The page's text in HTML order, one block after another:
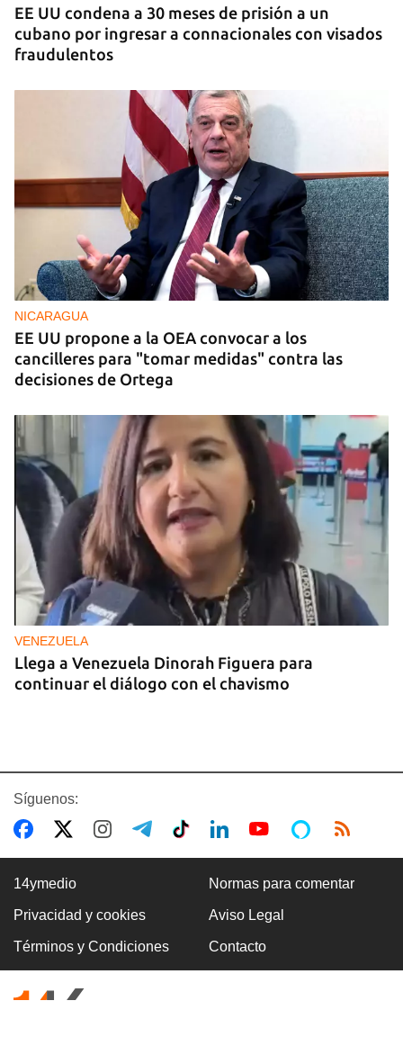
EE UU condena a 30 meses de prisión a un
cubano por ingresar a connacionales con visados
fraudulentos
NICARAGUA
EE UU propone a la OEA convocar a los
cancilleres para "tomar medidas" contra las
decisiones de Ortega
VENEZUELA
Llega a Venezuela Dinorah Figuera para
continuar el diálogo con el chavismo
VILLA CLARA
Dos fallecidos en el derrumbe de un edificio en
ruinas en Villa Clara
Síguenos:
14ymedio Normas para comentar
Privacidad y cookies Aviso Legal
Términos y Condiciones Contacto